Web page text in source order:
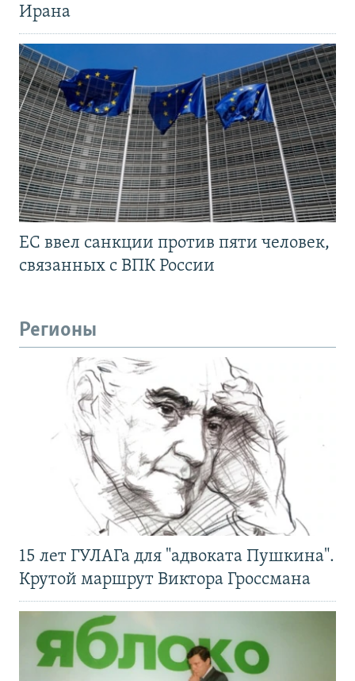
Ирана
ЕС ввел санкции против пяти человек,
связанных с ВПК России
Регионы
15 лет ГУЛАГа для "адвоката Пушкина".
Крутой маршрут Виктора Гроссмана